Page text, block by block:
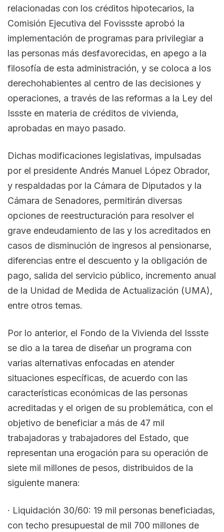
relacionadas con los créditos hipotecarios, la
Comisión Ejecutiva del Fovissste aprobó la
implementación de programas para privilegiar a
las personas más desfavorecidas, en apego a la
filosofía de esta administración, y se coloca a los
derechohabientes al centro de las decisiones y
operaciones, a través de las reformas a la Ley del
Issste en materia de créditos de vivienda,
aprobadas en mayo pasado.
Dichas modificaciones legislativas, impulsadas
por el presidente Andrés Manuel López Obrador,
y respaldadas por la Cámara de Diputados y la
Cámara de Senadores, permitirán diversas
opciones de reestructuración para resolver el
grave endeudamiento de las y los acreditados en
casos de disminución de ingresos al pensionarse,
diferencias entre el descuento y la obligación de
pago, salida del servicio público, incremento anual
de la Unidad de Medida de Actualización (UMA),
entre otros temas.
Por lo anterior, el Fondo de la Vivienda del Issste
se dio a la tarea de diseñar un programa con
varias alternativas enfocadas en atender
situaciones específicas, de acuerdo con las
características económicas de las personas
acreditadas y el origen de su problemática, con el
objetivo de beneficiar a más de 47 mil
trabajadoras y trabajadores del Estado, que
representan una erogación para su operación de
siete mil millones de pesos, distribuidos de la
siguiente manera:
· Liquidación 30/60: 19 mil personas beneficiadas,
con techo presupuestal de mil 700 millones de